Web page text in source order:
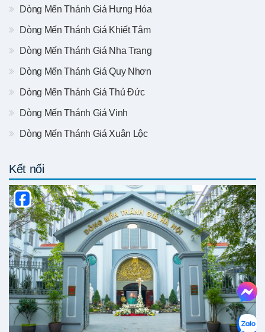
Dòng Mến Thánh Giá Hưng Hóa
Dòng Mến Thánh Giá Khiết Tâm
Dòng Mến Thánh Giá Nha Trang
Dòng Mến Thánh Giá Quy Nhơn
Dòng Mến Thánh Giá Thủ Đức
Dòng Mến Thánh Giá Vinh
Dòng Mến Thánh Giá Xuân Lộc
Kết nối